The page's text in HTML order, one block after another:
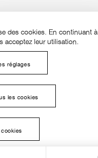
des cookies. En continuant
acceptez leur utilisation.
réglages
les cookies
+33 04 91 71